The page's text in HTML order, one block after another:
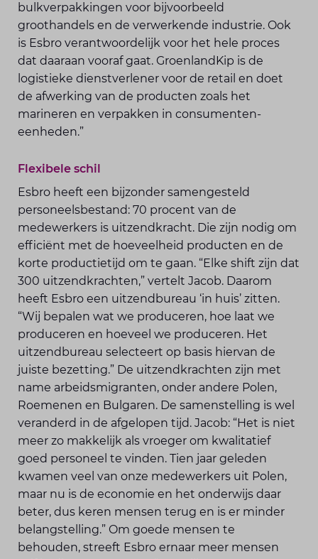
bulkverpakkingen voor bijvoor­beeld
groothandels en de verwerkende industrie. Ook
is Esbro verantwoordelijk voor het hele proces
dat daaraan vooraf gaat. GroenlandKip is de
logistieke dienstverlener voor de retail en doet
de afwerking van de producten zoals het
marineren en verpakken in consumenten­
eenheden.”
Flexibele schil
Esbro heeft een bijzonder samen­gesteld
personeelsbestand: 70 procent van de
medewerkers is uitzendkracht. Die zijn nodig om
efficiënt met de hoeveelheid producten en de
korte productietijd om te gaan. “Elke shift zijn dat
300 uitzendkrachten,” vertelt Jacob. Daarom
heeft Esbro een uitzendbureau ‘in huis’ zitten.
“Wij bepalen wat we produceren, hoe laat we
produceren en hoeveel we produceren. Het
uitzend­bureau selecteert op basis hiervan de
juiste bezetting.” De uitzendkrachten zijn met
name arbeidsmigranten, onder andere Polen,
Roemenen en Bulgaren. De samen­stelling is wel
veranderd in de afgelopen tijd. Jacob: “Het is niet
meer zo makkelijk als vroeger om kwalitatief
goed personeel te vinden. Tien jaar geleden
kwamen veel van onze medewerkers uit Polen,
maar nu is de economie en het onderwijs daar
beter, dus keren mensen terug en is er minder
belangstelling.” Om goede mensen te
behouden, streeft Esbro ernaar meer mensen